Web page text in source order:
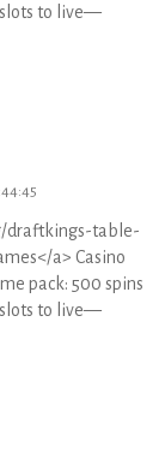
slots to live—
draftkings-table-
a> Casino
pack: 500 spins
slots to live—